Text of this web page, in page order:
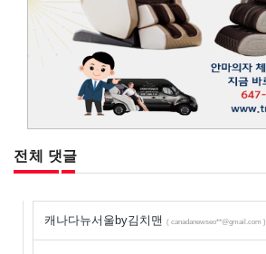
전체 댓글
캐나다뉴서울by김치맨 ( canadanewseo**@gmail.com )